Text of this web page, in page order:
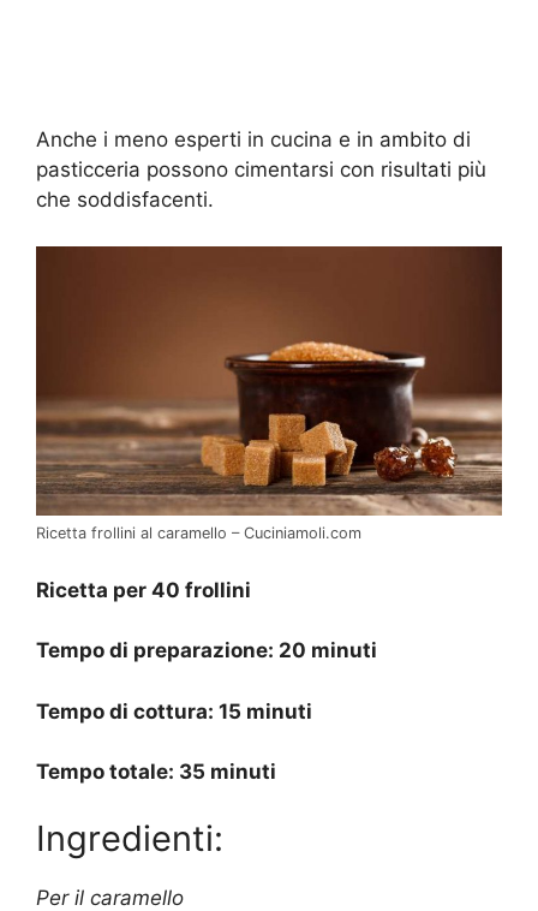
Anche i meno esperti in cucina e in ambito di
pasticceria possono cimentarsi con risultati più
che soddisfacenti.
Ricetta frollini al caramello – Cuciniamoli.com
Ricetta per 40 frollini
Tempo di preparazione: 20 minuti
Tempo di cottura: 15 minuti
Tempo totale: 35 minuti
Ingredienti:
Per il caramello